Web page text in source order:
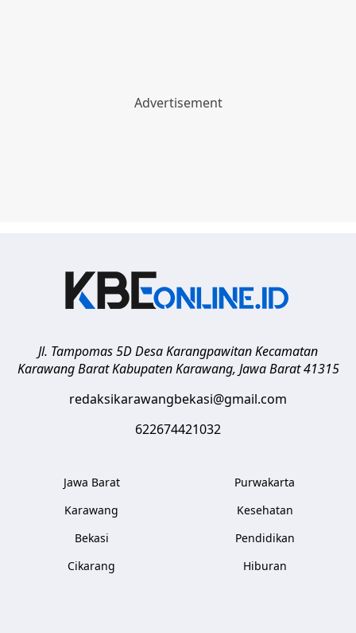
Jl. Tampomas 5D Desa Karangpawitan Kecamatan
Karawang Barat Kabupaten Karawang, Jawa Barat 41315
redaksikarawangbekasi@gmail.com
622674421032
Jawa Barat
Karawang
Bekasi
Cikarang
Purwakarta
Kesehatan
Pendidikan
Hiburan